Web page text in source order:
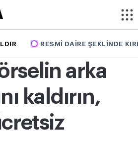
kırp
RESMI DAIRE ŞEKLINDE
arka
kaldırın,